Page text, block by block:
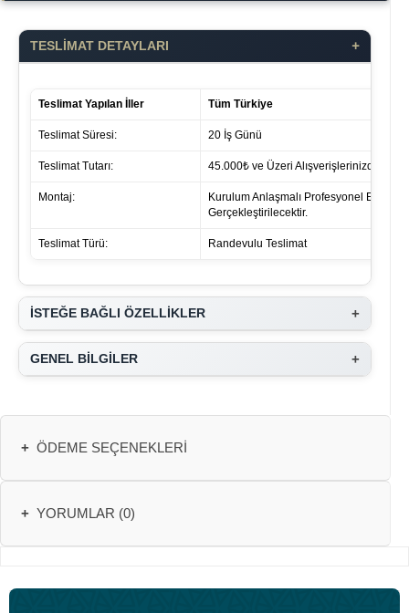
TESLİMAT DETAYLARI +
Teslimat Yapılan İller Tüm Türkiye
Teslimat Süresi: 20 İş Günü
Teslimat Tutarı: 45.000₺ ve Üzeri Alışverişlerinizde ücret
Montaj:
Kurulum Anlaşmalı Profesyonel
Gerçekleştirilecektir.
Teslimat Türü: Randevulu Teslimat
İSTEĞE BAĞLI ÖZELLİKLER +
GENEL BİLGİLER +
+ ÖDEME SEÇENEKLERI
+ YORUMLAR (0)